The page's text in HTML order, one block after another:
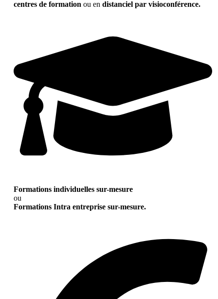
centres de formation ou en distanciel par visioconférence.
Formations individuelles sur-mesure
ou
Formations Intra entreprise sur-mesure.